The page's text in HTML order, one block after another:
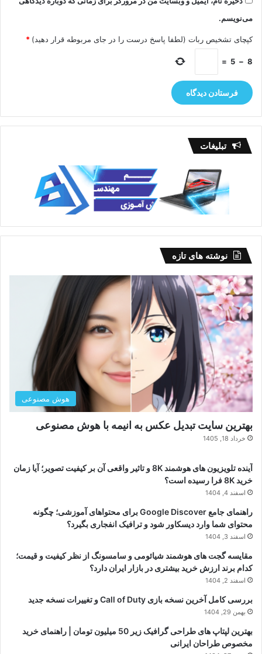
می‌نویسم.
کپچای تشخیص ربات (لطفا پاسخ درست را در جای مربوطه قرار دهید) *
8
−
5
=
تبلیغات
نوشته های تازه
هوش مصنوعی
بهترین سایت تبدیل عکس به انیمه با هوش مصنوعی
خرداد 18, 1405
آینده تلویزیون های هوشمند 8K و تاثیر واقعی آن بر کیفیت تصویر؛ آیا زمان
خرید 8K فرا رسیده است؟
اسفند 4, 1404
راهنمای جامع Google Discover برای محتواهای آموزشی؛ چگونه
محتوای شما وارد دیسکاور شود و ترافیک انفجاری بگیرد؟
اسفند 3, 1404
مقایسه گجت های هوشمند شیائومی و سامسونگ از نظر کیفیت و قیمت؛
کدام برند ارزش خرید بیشتری در بازار ایران دارد؟
اسفند 2, 1404
بررسی کامل آخرین نسخه بازی Call of Duty و تغییرات نسخه جدید
بهمن 29, 1404
بهترین لپتاپ های طراحی گرافیک زیر 50 میلیون تومان | راهنمای خرید
مخصوص طراحان ایرانی